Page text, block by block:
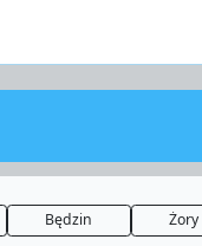
Będzin Żory